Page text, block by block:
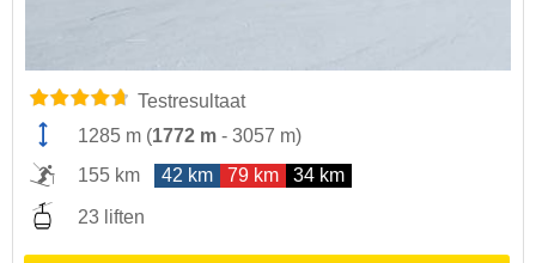
Testresultaat
1285 m (1772 m - 3057 m)
155 km
42 km 79 km 34 km
23 liften